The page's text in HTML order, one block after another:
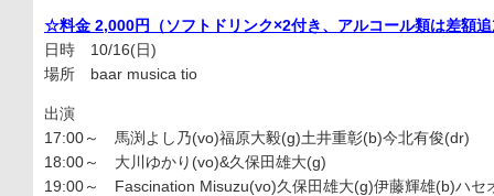
☆料金 2,000円（ソフトドリンク×2付き、アルコール類は差額
日時 10/16(日)
場所 baar musica tio
出演
17:00～ 馬渕よし乃(vo)福原大毅(g)土井重彰(b)今北有俊(dr)
18:00～ 大川ゆかり(vo)&久保田雄大(g)
19:00～ Fascination Misuzu(vo)久保田雄大(g)伊藤輝雄(b)ハセ